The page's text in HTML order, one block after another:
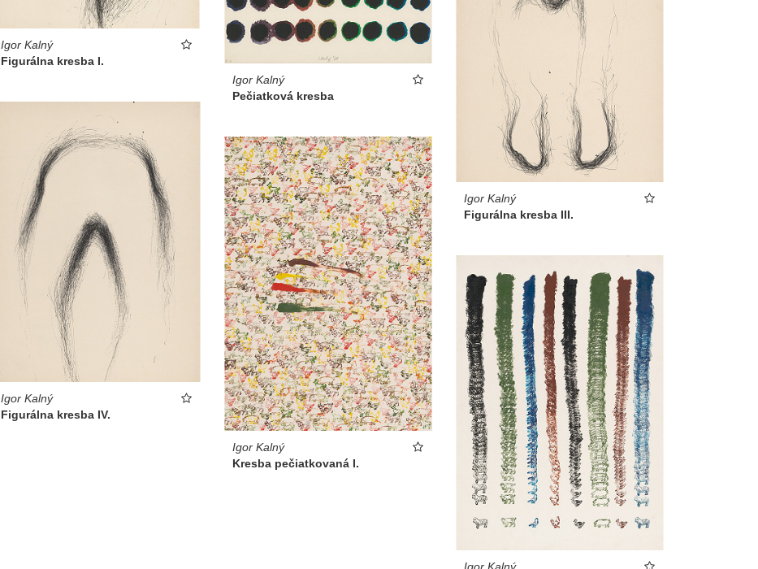
Igor Kalný
Pečiatková kresba
Igor Kalný
Figurálna kresba I.
Igor Kalný
Figurálna kresba III.
Igor Kalný
Figurálna kresba IV.
Igor Kalný
Kresba pečiatkovaná I.